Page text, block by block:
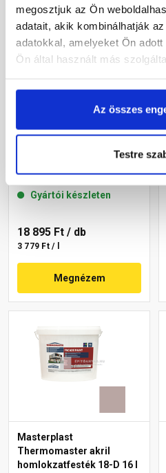
megosztjuk az Ön
adatait, akik kombinálhatják
adatokkal, amelyeket Ön
Ön által használt más
Az összes
Testre
homlokzatfesték 20-D 5 l
Gyártói készleten
18 895 Ft / db
3 779 Ft / l
Megnézem
Masterplast
Thermomaster akril
homlokzatfesték 18-D 16 l